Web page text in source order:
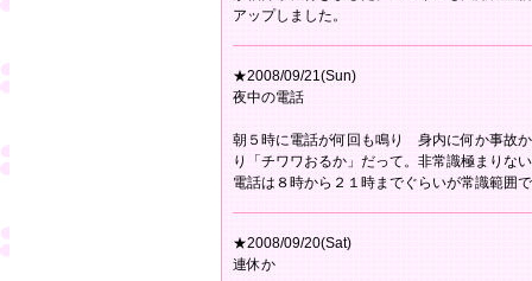
アップしました。
★2008/09/21(Sun)
夜中の電話
朝５時に電話が何回も鳴り 身内に何か事故
り「チワワおるか」だって。非常識極まり
電話は８時から２１時までぐらいが常識範囲
★2008/09/20(Sat)
連休か